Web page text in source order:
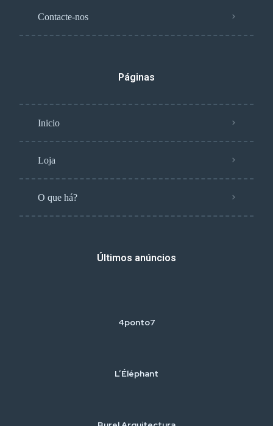
Contacte-nos
Páginas
Inicio
Loja
O que há?
Últimos anúncios
4ponto7
L’Éléphant